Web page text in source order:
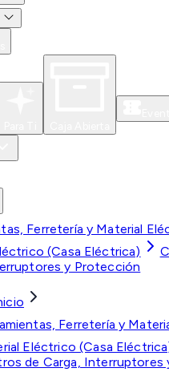
Ferretería y Material
(Casa Eléctrica)
y Protección
Ferretería y
Eléctrico (Casa
de Carga, Interruptores